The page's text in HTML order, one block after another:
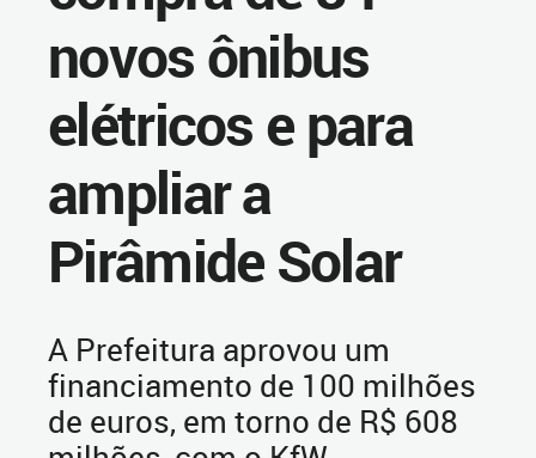
novos ônibus
elétricos e para
ampliar a
Pirâmide Solar
A Prefeitura aprovou um
financiamento de 100 milhões
de euros, em torno de R$ 608